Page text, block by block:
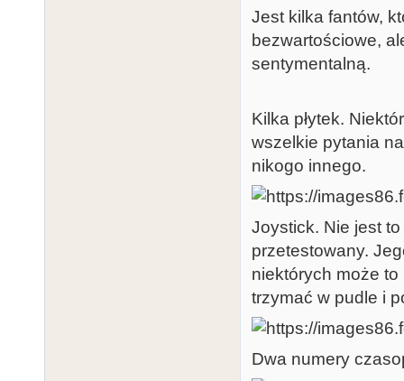
Jest kilka fantów,
bezwartościowe,
sentymentalną.
Kilka płytek.
wszelkie pytania
nikogo innego.
Joystick. Nie jest
przetestowany.
niektórych może
trzymać w pudle i
Dwa numery